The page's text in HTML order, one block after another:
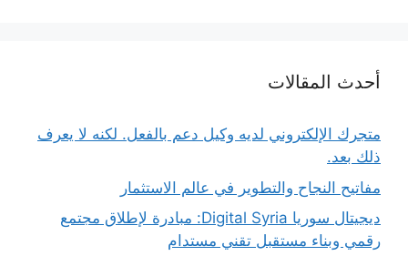
أحدث المقالات
متجرك الإلكتروني لديه وكيل دعم بالفعل. لكنه لا يعرف
ذلك بعد.
مفاتيح النجاح والتطوير في عالم الاستثمار
ديجيتال سوريا Digital Syria: مبادرة لإطلاق مجتمع
رقمي وبناء مستقبل تقني مستدام